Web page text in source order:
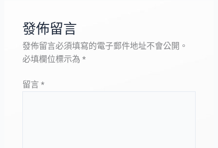
發佈留言
發佈留言必須填寫的電子郵件地址不會公開。
必填欄位標示為 *
留言 *